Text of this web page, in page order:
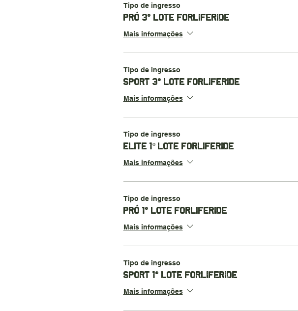
Tipo de ingresso
PRÓ 3° LOTE FORLIFERIDE
Mais informações
Tipo de ingresso
SPORT 3° LOTE FORLIFERIDE
Mais informações
Tipo de ingresso
ELITE 1º LOTE FORLIFERIDE
Mais informações
Tipo de ingresso
PRÓ 1° LOTE FORLIFERIDE
Mais informações
Tipo de ingresso
SPORT 1° LOTE FORLIFERIDE
Mais informações